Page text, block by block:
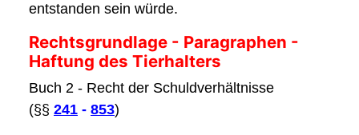
entstanden sein würde.
Rechtsgrundlage - Paragraphen -
Haftung des Tierhalters
Buch 2 - Recht der Schuldverhältnisse
(§§ 241 - 853)